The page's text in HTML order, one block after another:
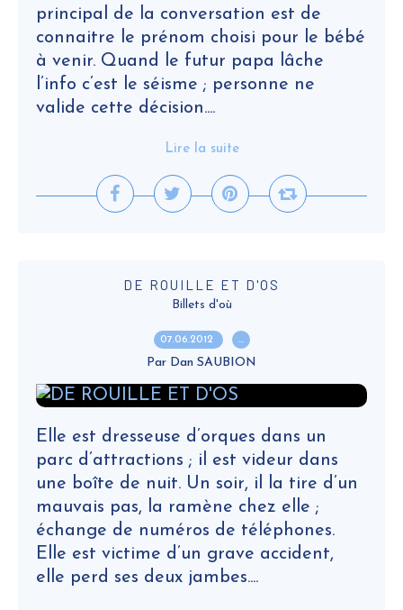
principal de la conversation est de
connaitre le prénom choisi pour le bébé
à venir. Quand le futur papa lâche
l’info c’est le séisme ; personne ne
valide cette décision....
Lire la suite
DE ROUILLE ET D'OS
Billets d'où
07.06.2012 …
Par Dan SAUBION
Elle est dresseuse d’orques dans un
parc d’attractions ; il est videur dans
une boîte de nuit. Un soir, il la tire d’un
mauvais pas, la ramène chez elle ;
échange de numéros de téléphones.
Elle est victime d’un grave accident,
elle perd ses deux jambes....